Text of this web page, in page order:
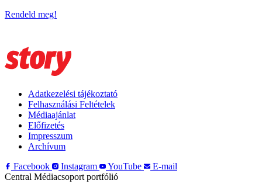
Rendeld meg!
Adatkezelési tájékoztató
Felhasználási Feltételek
Médiaajánlat
Előfizetés
Impresszum
Archívum
Facebook
Instagram YouTube
E-mail
Central Médiacsoport portfólió